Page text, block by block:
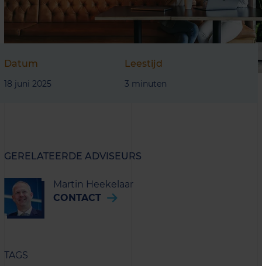
Datum
18 juni 2025
Leestijd
3 minuten
GERELATEERDE ADVISEURS
Martin Heekelaar
CONTACT
TAGS